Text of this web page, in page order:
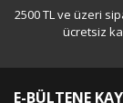
2500 TL ve üzeri
ücretsiz
E-BÜLTENE